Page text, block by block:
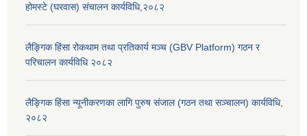
होमस्टे (घरवास) संचालन कार्यविधि,२०८२
लैङ्गिक हिंसा रोकथाम तथा प्रतिकार्य मञ्च (GBV Platform) गठन र
परिचालन कार्यविधि २०८२
लैङ्गिक हिंसा न्यूनीकरणका लागि पुरुष संजाल (गठन तथा सञ्चालन) कार्यविधि,
२०८२